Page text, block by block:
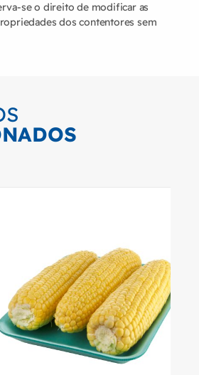
se o direito de modificar as
dos contentores sem